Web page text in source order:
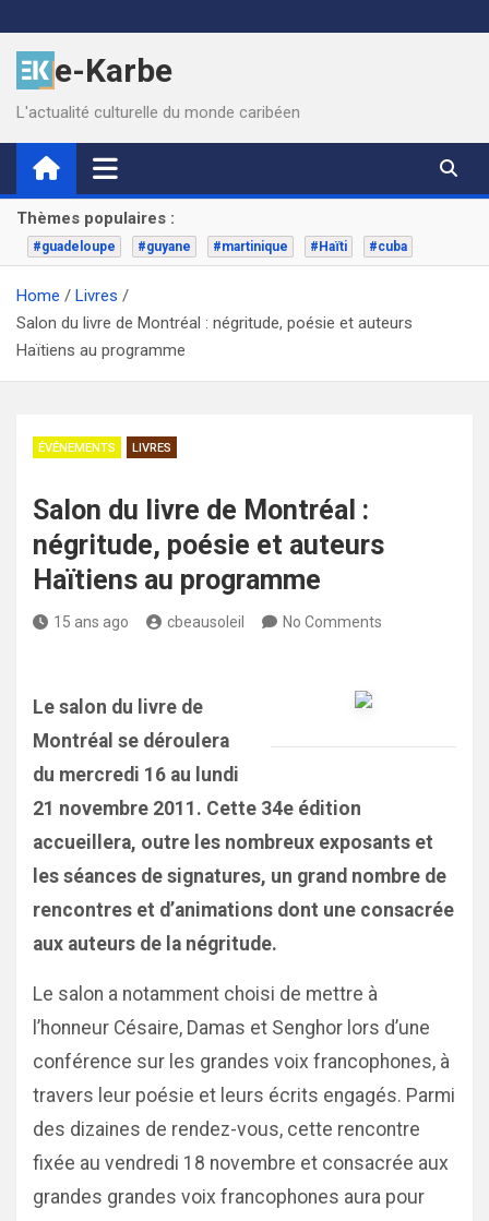
to
contente-Karbe
L'actualité culturelle du monde caribéen
Thèmes populaires :
#guadeloupe #guyane #martinique #Haïti #cuba
Home
Livres
Salon du livre de Montréal : négritude, poésie et auteurs
Haïtiens au programme
ÉVÉNEMENTS LIVRES
Salon du livre de Montréal :
négritude, poésie et auteurs
Haïtiens au programme
15 ans ago cbeausoleil No Comments
Le salon du livre de
Montréal se déroulera
du mercredi 16 au lundi
21 novembre 2011. Cette 34e édition
accueillera, outre les nombreux exposants et
les séances de signatures, un grand nombre de
rencontres et d’animations dont une consacrée
aux auteurs de la négritude.
Le salon a notamment choisi de mettre à
l’honneur Césaire, Damas et Senghor lors d’une
conférence sur les grandes voix francophones, à
travers leur poésie et leurs écrits engagés. Parmi
des dizaines de rendez-vous, cette rencontre
fixée au vendredi 18 novembre et consacrée aux
grandes grandes voix francophones aura pour